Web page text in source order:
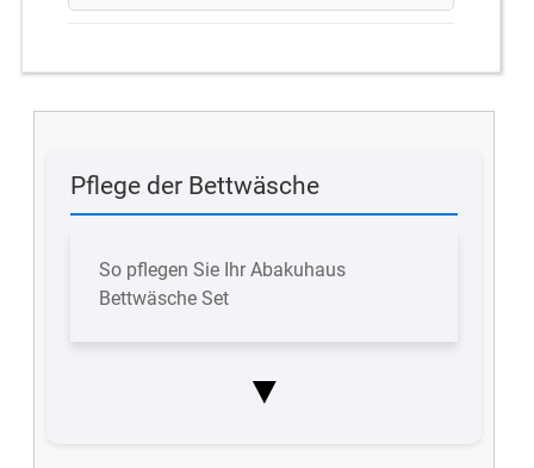
Pflege der Bettwäsche
So pflegen Sie Ihr Abakuhaus
Bettwäsche Set
▼